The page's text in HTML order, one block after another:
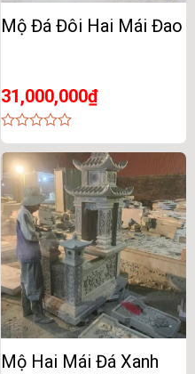
Mộ Đá Đôi Hai Mái Đao
31,000,000₫
0
out
5
Mộ Hai Mái Đá Xanh